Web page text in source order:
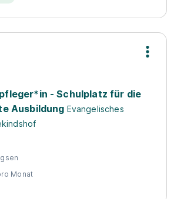
- Schulplatz für die
Ausbildung Evangelisches
Monat